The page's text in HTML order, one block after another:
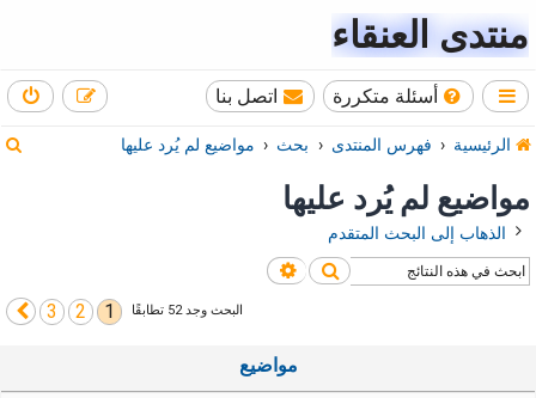
منتدى العنقاء
أسئلة متكررة اتصل بنا
الرئيسية فهرس المنتدى بحث مواضيع لم يُرد عليها
ب
مواضيع لم يُرد عليها
الذهاب إلى البحث المتقدم
بحث بحث متقدم
البحث وجد 52 تطابقًا 1
2
3التالي
مواضيع